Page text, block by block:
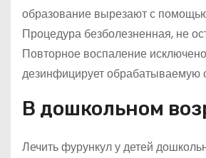
образование вырезают с
Процедура безболезненная, не
Повторное воспаление
дезинфицирует обрабатываемую
В дошкольном
Лечить фурункул у детей